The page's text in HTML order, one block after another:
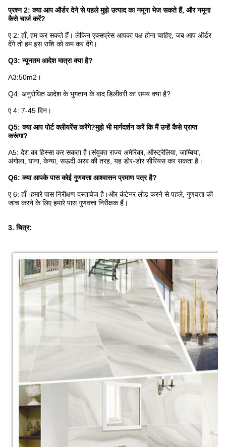
प्रश्न 2: क्या आप ऑर्डर देने से पहले मुझे उत्पाद का नमूना भेज सकते हैं, और नमूना
कैसे चार्ज करें?
ए 2: हाँ, हम कर सकते हैं। लेकिन एक्सप्रेस आपका पक्ष होना चाहिए, जब आप ऑर्डर
देंगे तो हम इस राशि को कम कर देंगे।
Q3:न्यूनतम आदेश मात्रा क्या है?
A3:50m2।
Q4: अनुरोधित आदेश के भुगतान के बाद डिलीवरी का समय क्या है?
ए 4: 7-45 दिन।
Q5: क्या आप पोर्ट क्लीयरेंस करेंगे?मुझे भी मार्गदर्शन करें कि मैं उन्हें कैसे प्राप्त
करूंगा?
A5: देश का हिस्सा कर सकता है।संयुक्त राज्य अमेरिका, ऑस्ट्रेलिया, जाम्बिया,
अंगोला, घाना, केन्या, सऊदी अरब की तरह, यह डोर-डोर सीरियस कर सकता है।
Q6: क्या आपके पास कोई गुणवत्ता आश्वासन प्रमाण पत्र है?
ए 6: हाँ।हमारे पास निरीक्षण दस्तावेज है।और कंटेनर लोड करने से पहले, गुणवत्ता की
जांच करने के लिए हमारे पास गुणवत्ता निरीक्षक हैं।
3. चित्र: